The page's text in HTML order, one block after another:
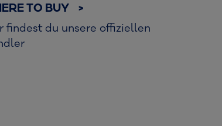
TO BUY >
findest du unsere offiziellen